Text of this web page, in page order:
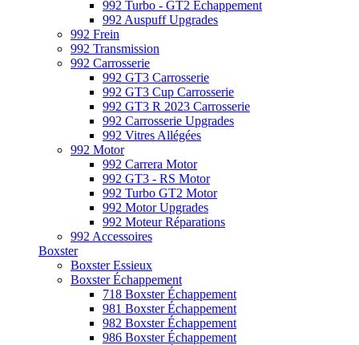
992 Turbo - GT2 Échappement
992 Auspuff Upgrades
992 Frein
992 Transmission
992 Carrosserie
992 GT3 Carrosserie
992 GT3 Cup Carrosserie
992 GT3 R 2023 Carrosserie
992 Carrosserie Upgrades
992 Vitres Allégées
992 Motor
992 Carrera Motor
992 GT3 - RS Motor
992 Turbo GT2 Motor
992 Motor Upgrades
992 Moteur Réparations
992 Accessoires
Boxster
Boxster Essieux
Boxster Échappement
718 Boxster Échappement
981 Boxster Échappement
982 Boxster Échappement
986 Boxster Échappement